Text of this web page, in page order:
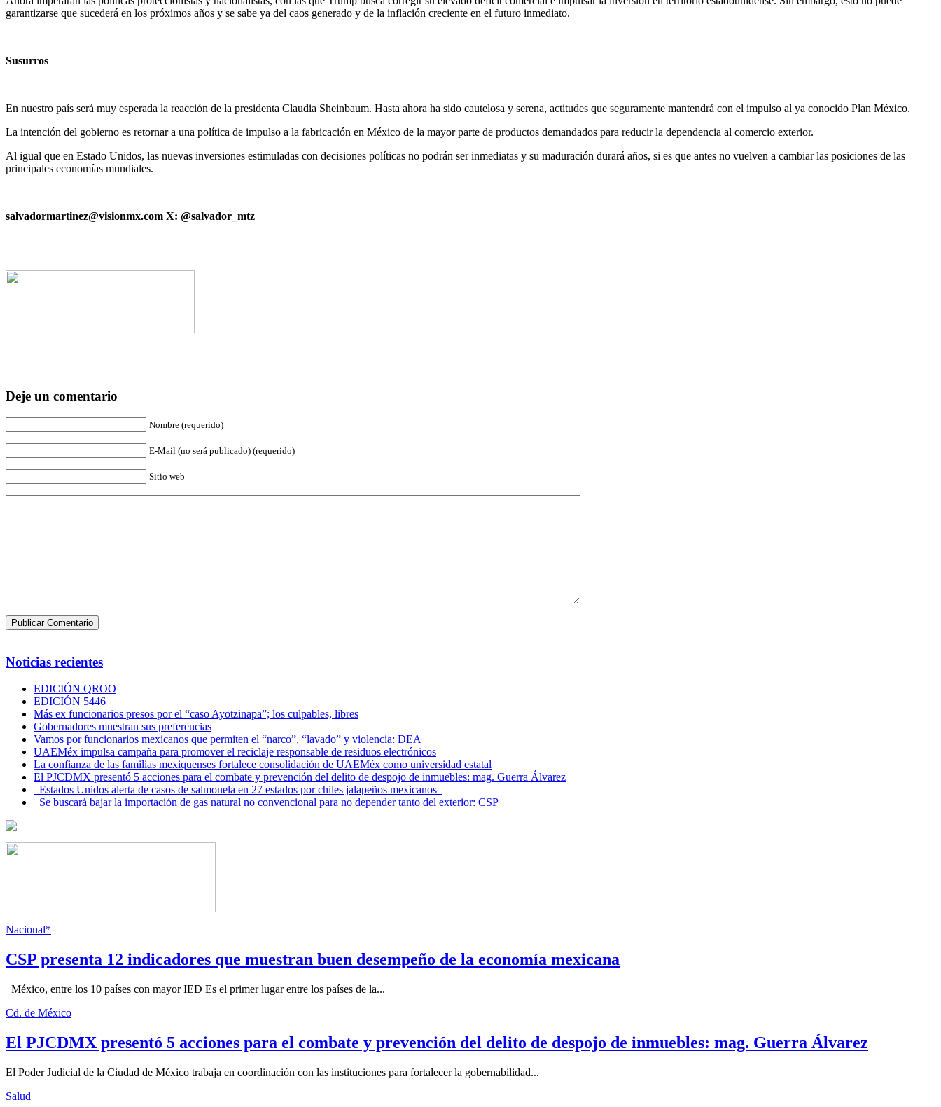
garantizarse que sucederá en los próximos años y se sabe ya del caos generado y de la inflación creciente en el futuro inmediato.
Susurros
En nuestro país será muy esperada la reacción de la presidenta Claudia Sheinbaum. Hasta ahora ha sido cautelosa y serena, actitudes que seguramente mantendrá con el impulso al ya conocido Plan México.
La intención del gobierno es retornar a una política de impulso a la fabricación en México de la mayor parte de productos demandados para reducir la dependencia al comercio exterior.
Al igual que en Estado Unidos, las nuevas inversiones estimuladas con decisiones políticas no podrán ser inmediatas y su maduración durará años, si es que antes no vuelven a cambiar las posiciones de las
principales economías mundiales.
salvadormartinez@visionmx.com X: @salvador_mtz
Deje un comentario
Nombre (requerido)
E-Mail (no será publicado) (requerido)
Sitio web
Noticias recientes
EDICIÓN QROO
EDICIÓN 5446
Más ex funcionarios presos por el “caso Ayotzinapa”; los culpables, libres
Gobernadores muestran sus preferencias
Vamos por funcionarios mexicanos que permiten el “narco”, “lavado” y violencia: DEA
UAEMéx impulsa campaña para promover el reciclaje responsable de residuos electrónicos
La confianza de las familias mexiquenses fortalece consolidación de UAEMéx como universidad estatal
El PJCDMX presentó 5 acciones para el combate y prevención del delito de despojo de inmuebles: mag. Guerra Álvarez
Estados Unidos alerta de casos de salmonela en 27 estados por chiles jalapeños mexicanos
Se buscará bajar la importación de gas natural no convencional para no depender tanto del exterior: CSP
Nacional*
CSP presenta 12 indicadores que muestran buen desempeño de la economía mexicana
México, entre los 10 países con mayor IED Es el primer lugar entre los países de la...
Cd. de México
El PJCDMX presentó 5 acciones para el combate y prevención del delito de despojo de inmuebles: mag. Guerra Álvarez
El Poder Judicial de la Ciudad de México trabaja en coordinación con las instituciones para fortalecer la gobernabilidad...
Salud